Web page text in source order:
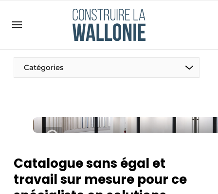
Emploi
Enregistrer une offre d’emploi
Meest gelezen
Podcasts
Privacy / Cookie statement
Catégories
Catalogue sans égal et
travail sur mesure pour ce